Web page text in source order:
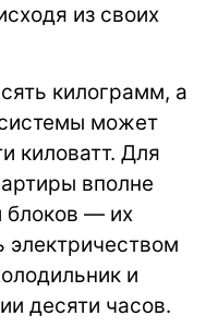
из своих
килограмм, а
может
киловатт. Для
вполне
блоков — их
электричеством
и
десяти часов.